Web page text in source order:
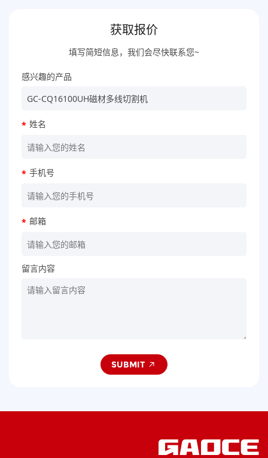
获取报价
填写简短信息，我们会尽快联系您~
感兴趣的产品
* 姓名
* 手机号
* 邮箱
留言内容
SUBMIT